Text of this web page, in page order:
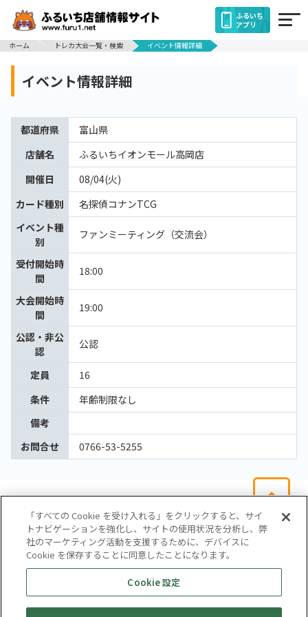
ふるいち
アプリ
ホーム
トレカ大会一覧・検索 イベント情報詳細
イベント情報詳細
都道府県
富山県
店舗名
ふるいちイオンモール高岡店
開催日
08/04(火)
カード種別
名探偵コナンTCG
イベント種
別
ファンミーティング（交流会）
受付開始時
間
18:00
大会開始時
間
19:00
公認・非公
認
公認
定員
16
条件
年齢制限なし
備考
お問合せ
0766-53-5255
会社概要
サイトマップ
お問い合わせ
個人情報保護方針
株式会社テイツー
「すべての Cookie を受け入れる」をクリックすると、サイ
トナビゲーションを強化し、サイトの使用状況を分析し、弊
社のマーケティング活動を支援するために、デバイスに
Cookie を保存することに同意したことになります。
Cookie 設定